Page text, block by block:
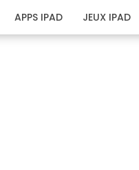
APPS IPAD JEUX IPAD